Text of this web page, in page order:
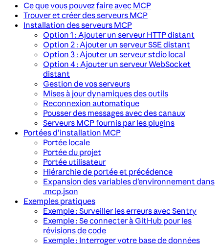
Ce que vous pouvez faire avec MCP
Trouver et créer des serveurs MCP
Installation des serveurs MCP
Option 1 : Ajouter un serveur HTTP distant
Option 2 : Ajouter un serveur SSE distant
Option 3 : Ajouter un serveur stdio local
Option 4 : Ajouter un serveur WebSocket
distant
Gestion de vos serveurs
Mises à jour dynamiques des outils
Reconnexion automatique
Pousser des messages avec des canaux
Serveurs MCP fournis par les plugins
Portées d’installation MCP
Portée locale
Portée du projet
Portée utilisateur
Hiérarchie de portée et précédence
Expansion des variables d’environnement dans
.mcp.json
Exemples pratiques
Exemple : Surveiller les erreurs avec Sentry
Exemple : Se connecter à GitHub pour les
révisions de code
Exemple : Interroger votre base de données